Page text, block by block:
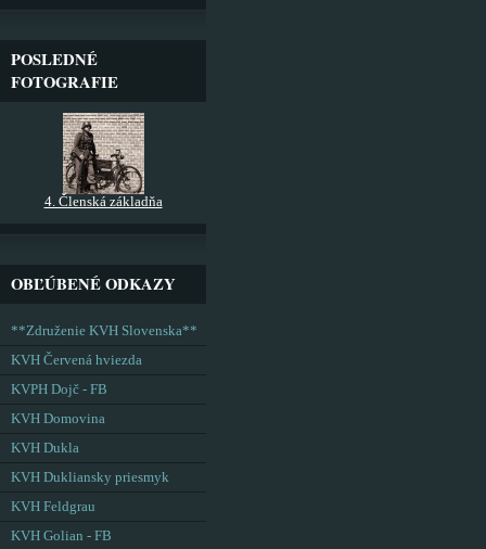
POSLEDNÉ
FOTOGRAFIE
4. Členská základňa
OBĽÚBENÉ ODKAZY
**Združenie KVH Slovenska**
KVH Červená hviezda
KVPH Dojč - FB
KVH Domovina
KVH Dukla
KVH Dukliansky priesmyk
KVH Feldgrau
KVH Golian - FB